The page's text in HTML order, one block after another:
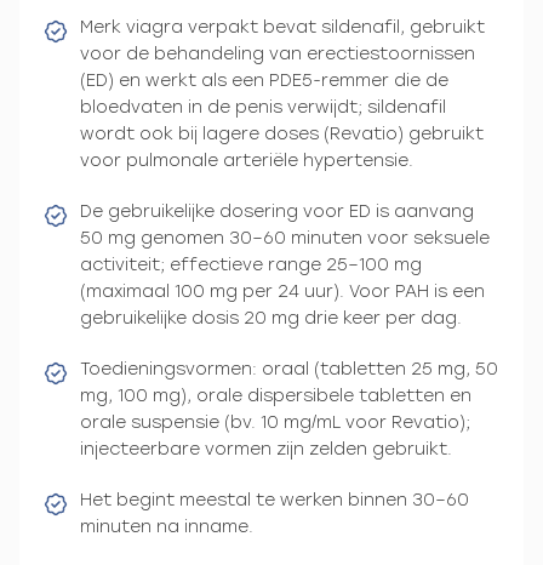
Merk viagra verpakt bevat sildenafil, gebruikt
voor de behandeling van erectiestoornissen
(ED) en werkt als een PDE5-remmer die de
bloedvaten in de penis verwijdt; sildenafil
wordt ook bij lagere doses (Revatio) gebruikt
voor pulmonale arteriële hypertensie.
De gebruikelijke dosering voor ED is aanvang
50 mg genomen 30–60 minuten voor seksuele
activiteit; effectieve range 25–100 mg
(maximaal 100 mg per 24 uur). Voor PAH is een
gebruikelijke dosis 20 mg drie keer per dag.
Toedieningsvormen: oraal (tabletten 25 mg, 50
mg, 100 mg), orale dispersibele tabletten en
orale suspensie (bv. 10 mg/mL voor Revatio);
injecteerbare vormen zijn zelden gebruikt.
Het begint meestal te werken binnen 30–60
minuten na inname.